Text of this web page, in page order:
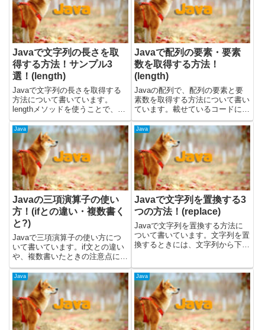
Javaで文字列の長さを取
得する方法！サンプル3
選！(length)
Javaで文字列の長さを取得する
方法について書いています。
lengthメソッドを使うことで、文
字列の長さを取得することができ
ます。lengthメソッドで長さを取
得する文字列の変数からlengthメ
ソッドを呼ぶことで、文字列の長
さが取得できま...
Javaで配列の要素・要素
数を取得する方法！
(length)
Javaの配列で、配列の要素と要
素数を取得する方法について書い
ています。載せているコードにつ
いては、OpenJDKのバージョン
19で動作を確認しました。要素
を取得するには？要素番号を指定
して取得する方法と、
java.lang.reflect...
Java
Javaの三項演算子の使い
方！(ifとの違い・複数書く
と?)
Javaで三項演算子の使い方につ
いて書いています。if文との違い
や、複数書いたときの注意点につ
いても記載しました。載せている
コードについては、OpenJDKの
バージョン19で動作を確認しま
した。Javaの三項演算子の使い
方Javaの三項演算...
Java
Javaで文字列を置換する3
つの方法！(replace)
Javaで文字列を置換する方法に
ついて書いています。文字列を置
換するときには、文字列から下記
ッド・replaceFirstメソッド載せ
ているコードについては、Ope...
Java Java